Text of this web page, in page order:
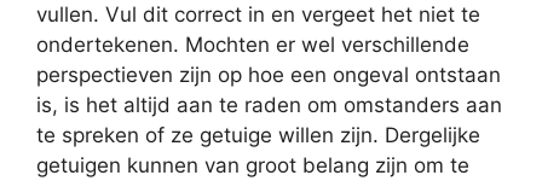
vullen. Vul dit correct in en vergeet het niet te
ondertekenen. Mochten er wel verschillende
perspectieven zijn op hoe een ongeval ontstaan
is, is het altijd aan te raden om omstanders aan
te spreken of ze getuige willen zijn. Dergelijke
getuigen kunnen van groot belang zijn om te